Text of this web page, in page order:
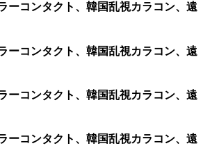
ーコンタクト、韓国乱視カラコン、遠
ーコンタクト、韓国乱視カラコン、遠
ーコンタクト、韓国乱視カラコン、遠
ーコンタクト、韓国乱視カラコン、遠